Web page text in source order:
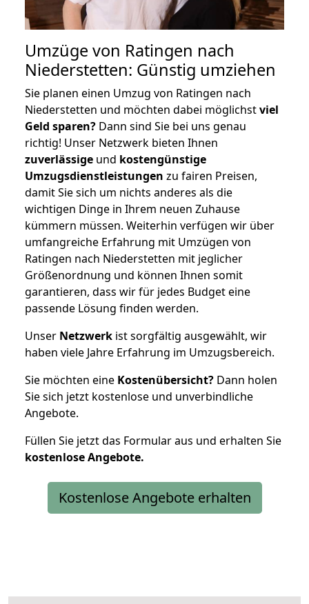
Umzüge von Ratingen nach
Niederstetten: Günstig umziehen
Sie planen einen Umzug von Ratingen nach
Niederstetten und möchten dabei möglichstviel
Geld sparen? Dann sind Sie bei uns genau
richtig! Unser Netzwerk bieten Ihnen
zuverlässige und kostengünstige
Umzugsdienstleistungen zu fairen Preisen,
damit Sie sich um nichts anderes als die
wichtigen Dinge in Ihrem neuen Zuhause
kümmern müssen. Weiterhin verfügen wir über
umfangreiche Erfahrung mit Umzügen von
Ratingen nach Niederstetten mit jeglicher
Größenordnung und können Ihnen somit
garantieren, dass wir für jedes Budget eine
passende Lösung finden werden.
Unser Netzwerk ist sorgfältig ausgewählt, wir
haben viele Jahre Erfahrung im Umzugsbereich.
Sie möchten eine Kostenübersicht? Dann holen
Sie sich jetzt kostenlose und unverbindliche
Angebote.
Füllen Sie jetzt das Formular aus und erhalten Sie
kostenloseAngebote.
Kostenlose Angebote erhalten